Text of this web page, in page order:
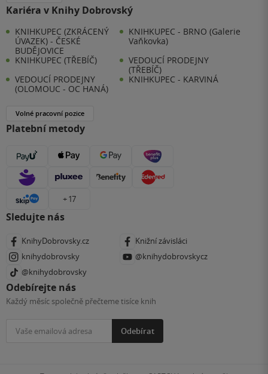
Kariéra v Knihy Dobrovský
KNIHKUPEC (ZKRÁCENÝ
ÚVAZEK) - ČESKÉ
BUDĚJOVICE
KNIHKUPEC - BRNO (Galerie
Vaňkovka)
KNIHKUPEC (TŘEBÍČ)
VEDOUCÍ PRODEJNY
(TŘEBÍČ)
VEDOUCÍ PRODEJNY
(OLOMOUC - OC HANÁ)
KNIHKUPEC - KARVINÁ
Volné pracovní pozice
Platební metody
+ 17
Sledujte nás
KnihyDobrovsky.cz
Knižní závisláci
knihydobrovsky
@knihydobrovskycz
@knihydobrovsky
Odebírejte nás
Každý měsíc společně přečteme tisíce knih
Odebírat